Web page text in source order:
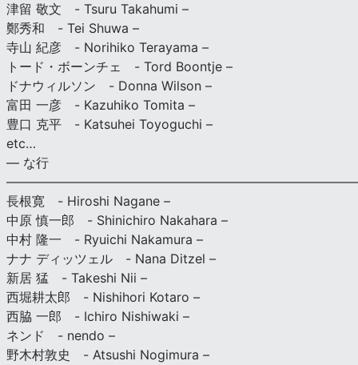
津留 敬文 - Tsuru Takahumi –
鄭秀和 - Tei Shuwa –
寺山 紀彦 - Norihiko Terayama –
トード・ボーンチェ - Tord Boontje –
ドナウィルソン - Donna Wilson –
富田 一彦 - Kazuhiko Tomita –
豊口 克平 - Katsuhei Toyoguchi –
etc…
— な行
長根寛 - Hiroshi Nagane –
中原 慎一郎 - Shinichiro Nakahara –
中村 隆一 - Ryuichi Nakamura –
ナナ ディッツェル - Nana Ditzel –
新居 猛 - Takeshi Nii –
西堀耕太郎 - Nishihori Kotaro –
西脇 一郎 - Ichiro Nishiwaki –
ネンド - nendo –
野木村敦史 - Atsushi Nogimura –